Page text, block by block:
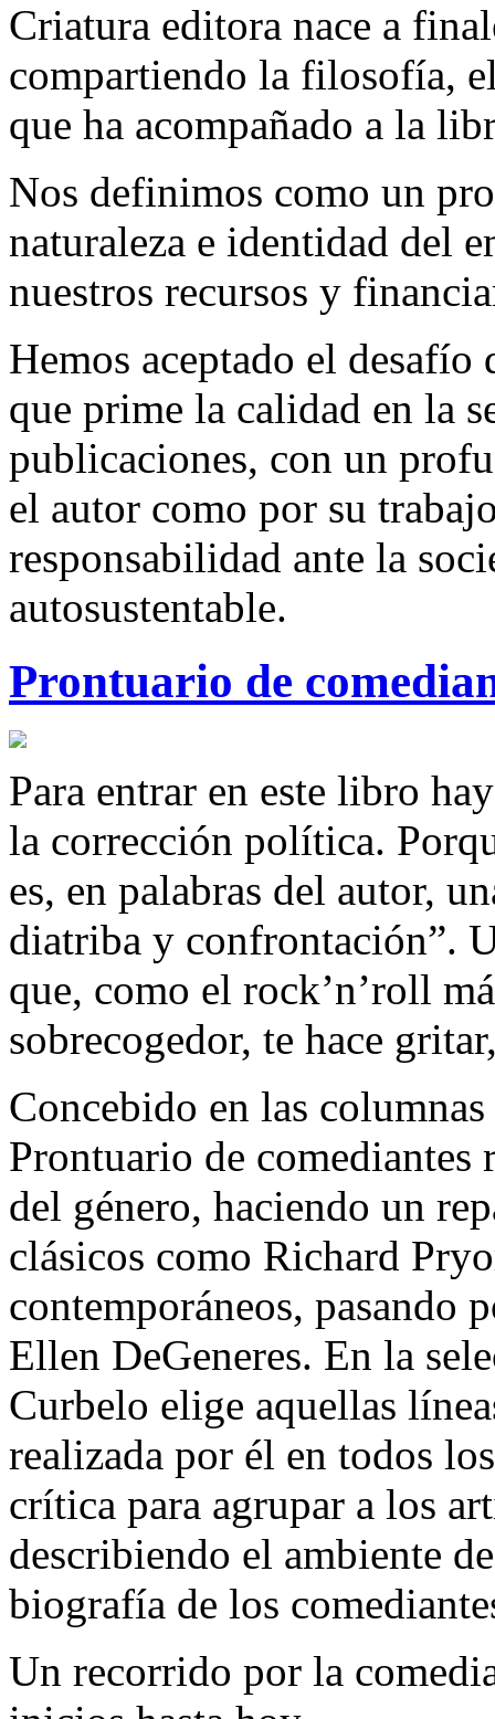
Criatura editora nace a
compartiendo la filosofía,
que ha acompañado a la
Nos definimos como un
naturaleza e identidad del
nuestros recursos y
Hemos aceptado el
que prime la calidad en la
publicaciones, con un
el autor como por su
responsabilidad ante la
autosustentable.
Prontuario de
Para entrar en este libro
la corrección política.
es, en palabras del autor,
diatriba y confrontación”.
que, como el rock’n’roll
sobrecogedor, te hace
Concebido en las
Prontuario de comediantes
del género, haciendo un
clásicos como Richard
contemporáneos, pasando
Ellen DeGeneres. En la
Curbelo elige aquellas
realizada por él en todos
crítica para agrupar a los
describiendo el ambiente
biografía de los
Un recorrido por la